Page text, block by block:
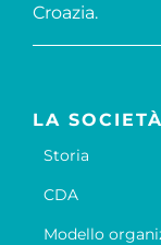
Croazia.
LA SOCIETÀ
Storia
CDA
Modello